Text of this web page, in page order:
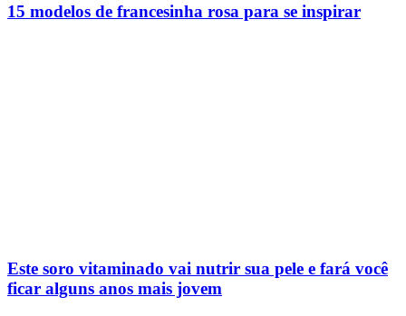
15 modelos de francesinha rosa para se inspirar
Este soro vitaminado vai nutrir sua pele e fará você
ficar alguns anos mais jovem